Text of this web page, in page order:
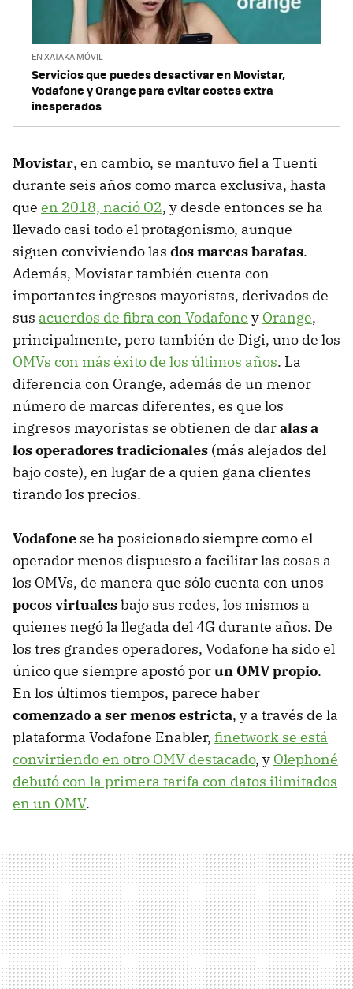
EN XATAKA MÓVIL
Servicios que puedes desactivar en Movistar,
Vodafone y Orange para evitar costes extra
inesperados
Movistar, en cambio, se mantuvo fiel a Tuenti
durante seis años como marca exclusiva, hasta
que en 2018, nació O2, y desde entonces se ha
llevado casi todo el protagonismo, aunque
siguen conviviendo las dos marcas baratas.
Además, Movistar también cuenta con
importantes ingresos mayoristas, derivados de
sus acuerdos de fibra con Vodafone y Orange,
principalmente, pero también de Digi, uno de los
OMVs con más éxito de los últimos años. La
diferencia con Orange, además de un menor
número de marcas diferentes, es que los
ingresos mayoristas se obtienen de daralas a
los operadores tradicionales (más alejados del
bajo coste), en lugar de a quien gana clientes
tirando los precios.
Vodafone se ha posicionado siempre como el
operador menos dispuesto a facilitar las cosas a
los OMVs, de manera que sólo cuenta con unos
pocos virtualesbajo sus redes, los mismos a
quienes negó la llegada del 4G durante años. De
los tres grandes operadores, Vodafone ha sido el
único que siempre apostó porun OMV propio.
En los últimos tiempos, parece haber
comenzado a ser menos estricta, y a través de la
plataforma Vodafone Enabler, finetwork se está
convirtiendo en otro OMV destacado, y Olephoné
debutó con la primera tarifa con datos ilimitados
en un OMV.